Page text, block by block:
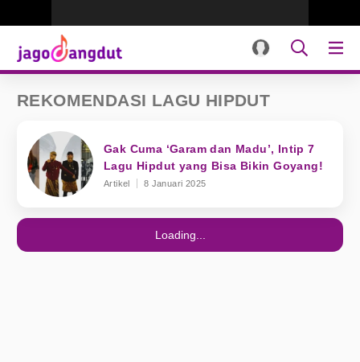
REKOMENDASI LAGU HIPDUT
Gak Cuma ‘Garam dan Madu’, Intip 7
Lagu Hipdut yang Bisa Bikin Goyang!
Artikel 8 Januari 2025
Loading...